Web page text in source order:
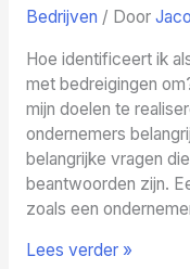
Bedrijven / Door
Hoe identificeert ik
met bedreigingen
mijn doelen te
ondernemers
belangrijke vragen
beantwoorden zijn.
zoals een
Het
Lees verder »